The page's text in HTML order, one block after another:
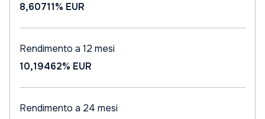
8,60711% EUR
Rendimento a 12 mesi
10,19462% EUR
Rendimento a 24 mesi